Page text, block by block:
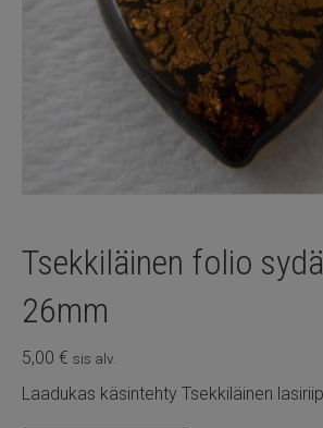
Tsekkiläinen folio
26mm
5,00 € sis alv.
Laadukas käsintehty Tsekkiläinen